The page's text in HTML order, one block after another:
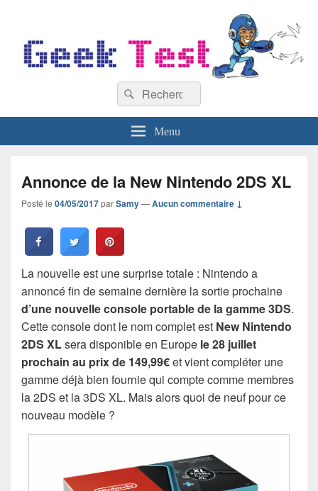
Recherche :
Rechercher
Menu
Annonce de la New Nintendo 2DS XL
Posté le 04/05/2017parSamy—Aucun commentaire ↓
La nouvelle est une surprise totale : Nintendo a
annoncé fin de semaine dernière la sortie prochaine
d’une nouvelle console portable de la gamme 3DS.
Cette console dont le nom complet est New Nintendo
2DS XLsera disponible en Europe le 28 juillet
prochain au prix de 149,99€et vient compléter une
gamme déjà bien fournie qui compte comme membres
la 2DS et la 3DS XL. Mais alors quoi de neuf pour ce
nouveau modèle ?